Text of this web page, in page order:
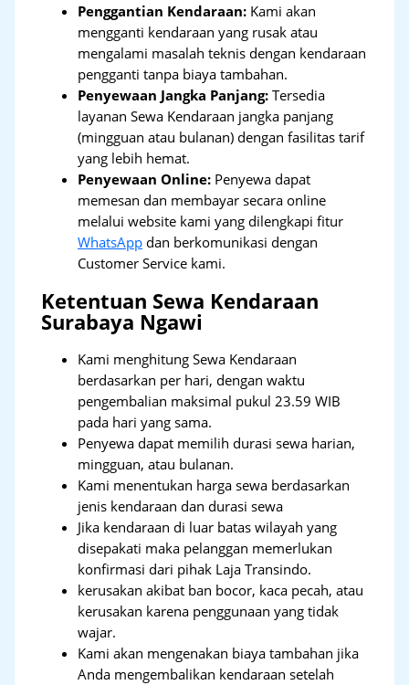
Penggantian Kendaraan: Kami akan
mengganti kendaraan yang rusak atau
mengalami masalah teknis dengan kendaraan
pengganti tanpa biaya tambahan.
Penyewaan Jangka Panjang: Tersedia
layanan Sewa Kendaraan jangka panjang
(mingguan atau bulanan) dengan fasilitas tarif
yang lebih hemat.
Penyewaan Online: Penyewa dapat
memesan dan membayar secara online
melalui website kami yang dilengkapi fitur
WhatsApp dan berkomunikasi dengan
Customer Service kami.
Ketentuan Sewa Kendaraan
Surabaya Ngawi
Kami menghitung Sewa Kendaraan
berdasarkan per hari, dengan waktu
pengembalian maksimal pukul 23.59 WIB
pada hari yang sama.
Penyewa dapat memilih durasi sewa harian,
mingguan, atau bulanan.
Kami menentukan harga sewa berdasarkan
jenis kendaraan dan durasi sewa
Jika kendaraan di luar batas wilayah yang
disepakati maka pelanggan memerlukan
konfirmasi dari pihak Laja Transindo.
kerusakan akibat ban bocor, kaca pecah, atau
kerusakan karena penggunaan yang tidak
wajar.
Kami akan mengenakan biaya tambahan jika
Anda mengembalikan kendaraan setelah